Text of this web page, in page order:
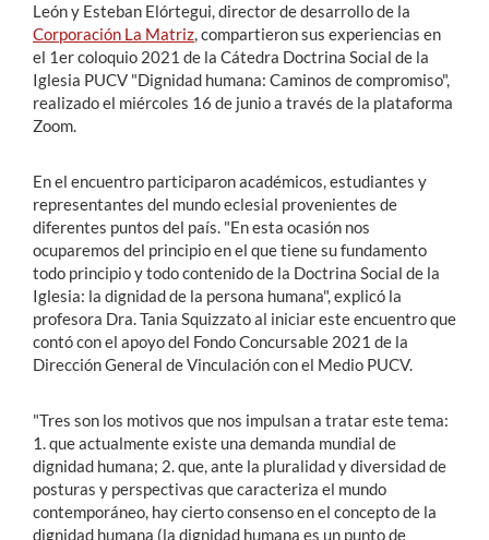
León y Esteban Elórtegui, director de desarrollo de la
Corporación La Matriz, compartieron sus experiencias en
el 1er coloquio 2021 de la Cátedra Doctrina Social de la
Iglesia PUCV "Dignidad humana: Caminos de compromiso",
realizado el miércoles 16 de junio a través de la plataforma
Zoom.
En el encuentro participaron académicos, estudiantes y
representantes del mundo eclesial provenientes de
diferentes puntos del país. "En esta ocasión nos
ocuparemos del principio en el que tiene su fundamento
todo principio y todo contenido de la Doctrina Social de la
Iglesia: la dignidad de la persona humana", explicó la
profesora Dra. Tania Squizzato al iniciar este encuentro que
contó con el apoyo del Fondo Concursable 2021 de la
Dirección General de Vinculación con el Medio PUCV.
"Tres son los motivos que nos impulsan a tratar este tema:
1. que actualmente existe una demanda mundial de
dignidad humana; 2. que, ante la pluralidad y diversidad de
posturas y perspectivas que caracteriza el mundo
contemporáneo, hay cierto consenso en el concepto de la
dignidad humana (la dignidad humana es un punto de